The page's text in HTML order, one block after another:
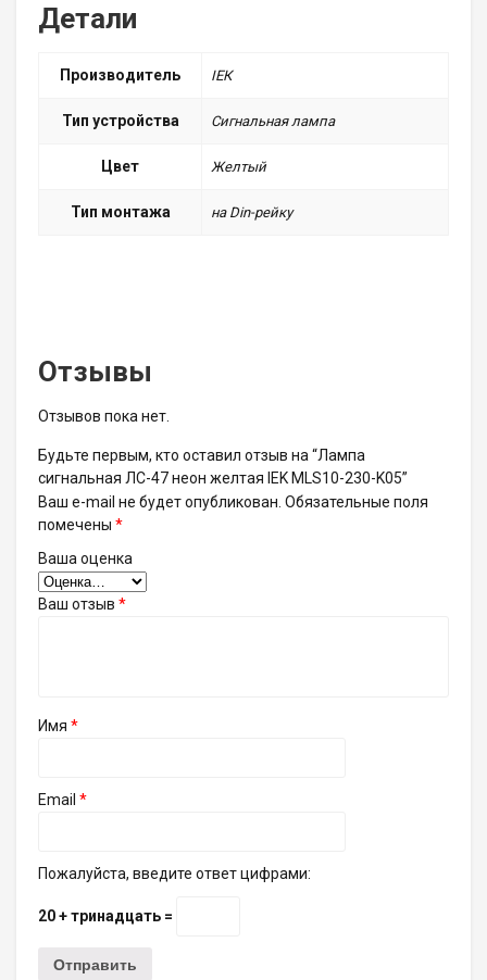
Детали
Производитель ІЕК
Тип устройства Сигнальная лампа
Цвет Желтый
Тип монтажа на Din-рейку
Отзывы
Отзывов пока нет.
Будьте первым, кто оставил отзыв на “Лампа
сигнальная ЛС-47 неон желтая IEK MLS10-230-K05”
Ваш e-mail не будет опубликован. Обязательные поля
помечены *
Ваша оценка
Ваш отзыв *
Имя *
Email *
Пожалуйста, введите ответ цифрами:
20 + тринадцать =